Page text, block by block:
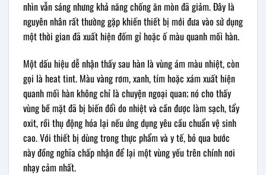
nhìn vẫn sáng nhưng khả năng chống ăn mòn đã giảm. Đây là
nguyên nhân rất thường gặp khiến thiết bị mới đưa vào sử dụng
một thời gian đã xuất hiện đốm gỉ hoặc ố màu quanh mối hàn.
Một dấu hiệu dễ nhận thấy sau hàn là vùng ám màu nhiệt, còn
gọi là heat tint. Màu vàng rơm, xanh, tím hoặc xám xuất hiện
quanh mối hàn không chỉ là chuyện ngoại quan; nó cho thấy
vùng bề mặt đã bị biến đổi do nhiệt và cần được làm sạch, tẩy
oxit, rồi thụ động hóa lại nếu ứng dụng yêu cầu chuẩn vệ sinh
cao. Với thiết bị dùng trong thực phẩm và y tế, bỏ qua bước
này đồng nghĩa chấp nhận để lại một vùng yếu trên chính nơi
nhạy cảm nhất.